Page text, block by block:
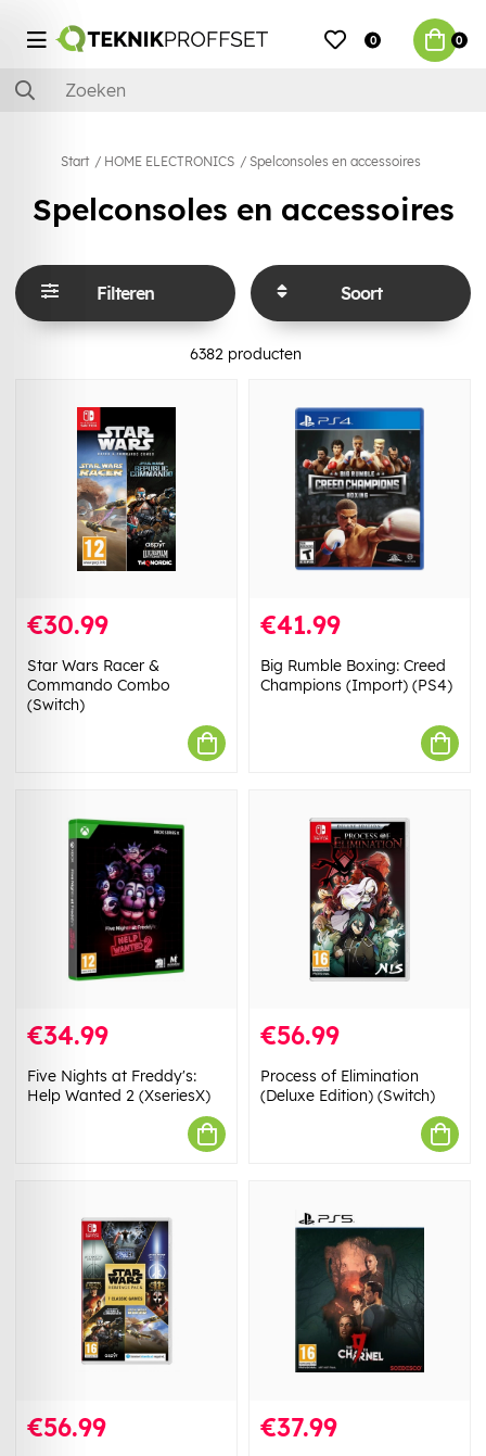
0 0
Start HOME ELECTRONICS Spelconsoles en accessoires
Spelconsoles en accessoires
Filteren Soort
6382producten
€30.99
Star Wars Racer &
Commando Combo
(Switch)
€41.99
Big Rumble Boxing: Creed
Champions (Import) (PS4)
€34.99
Five Nights at Freddy's:
Help Wanted 2 (XseriesX)
€56.99
Process of Elimination
(Deluxe Edition) (Switch)
€56.99 €37.99